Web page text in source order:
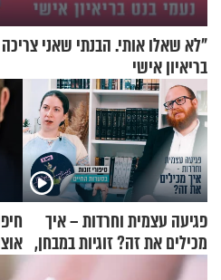
"לא שאלו אותי. הבנתי שאני
בריאיון אישי
פגיעה עצמית וחרדות – איך
מכילים את זה? זוגיות במבחן,
הפעם עם יהודית ואלתר כהן
אוצר